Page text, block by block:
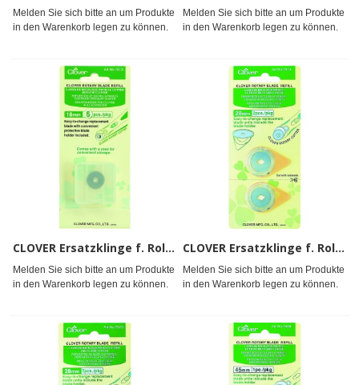
Melden Sie sich bitte an um Produkte
in den Warenkorb legen zu können.
Melden Sie sich bitte an um Produkte
in den Warenkorb legen zu können.
CLOVER Ersatzklinge f. Rollschneider 18mm 5Stk.
Melden Sie sich bitte an um Produkte
in den Warenkorb legen zu können.
CLOVER Ersatzklinge f. Rollschneider 28mm 2Stk.
Melden Sie sich bitte an um Produkte
in den Warenkorb legen zu können.